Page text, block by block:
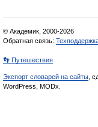
© Академик, 2000-2026
Обратная связь:
👣 Путешествия
Экспорт словарей на сайты ,
WordPress, MODx.